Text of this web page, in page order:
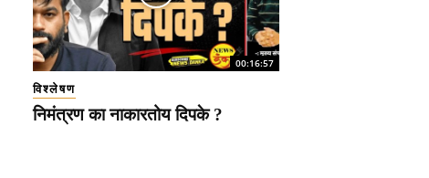
00:16:57
विश्लेषण
निमंत्रण का नाकारतोय दिपके ?